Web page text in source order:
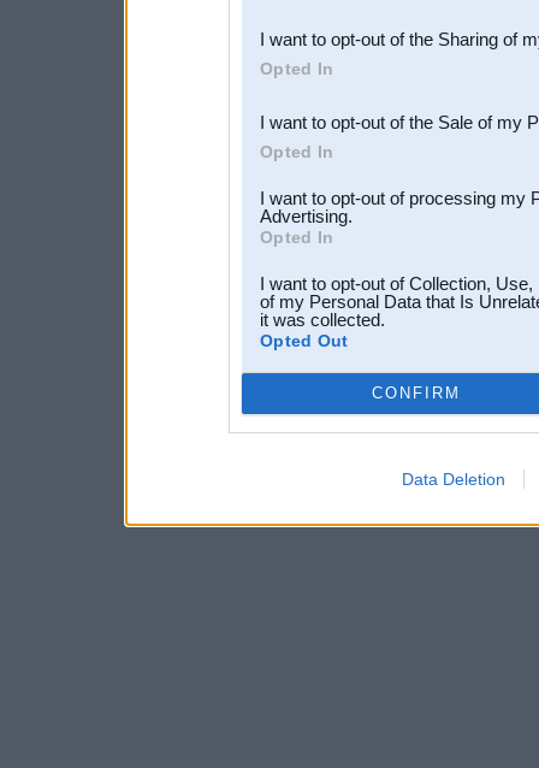
Downstream Participants
third parties.
I want to opt-out of the Sharing of
Opted In
I want to opt-out of the Sale of my
Opted In
I want to opt-out of processing my
Advertising.
Opted In
I want to opt-out of Collection,
of my Personal Data that Is
it was collected.
Opted Out
CONFIRM
Data Deletion